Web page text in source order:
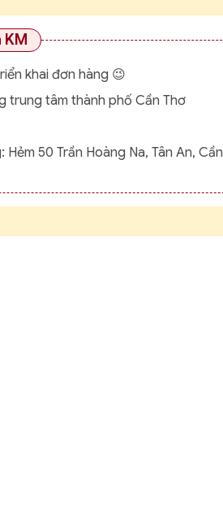
khai đơn hàng 😉
trung tâm thành phố Cần Thơ
Hẻm 50 Trần Hoàng Na, Tân An, Cần